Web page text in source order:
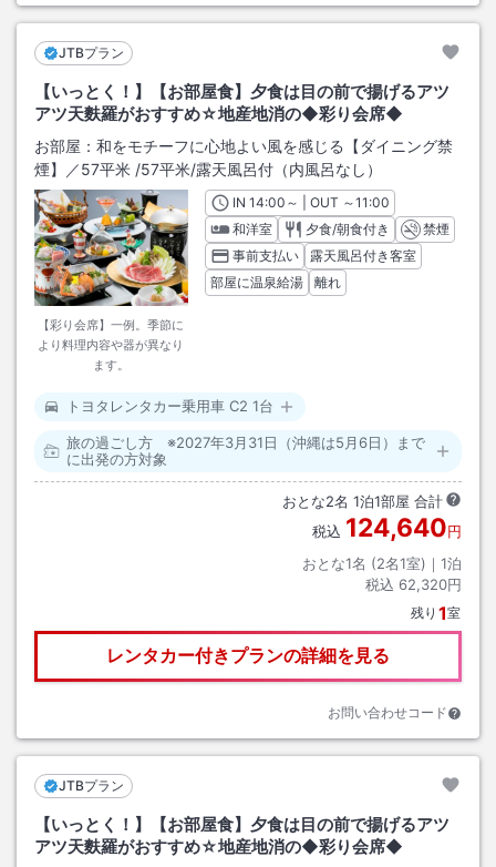
JTBプラン
【いっとく！】【お部屋食】夕食は目の前で揚げるアツ
アツ天麩羅がおすすめ☆地産地消の◆彩り会席◆
お部屋： 和をモチーフに心地よい風を感じる【ダイニング禁
煙】／57平米 /57平米/露天風呂付（内風呂なし）
【彩り会席】一例。季節に
より料理内容や器が異なり
ます。
INチェックイン
14:00 ～ | OUT チェックアウト
～11:00
和洋室
夕食/朝食付き
禁煙
事前支払い
露天風呂付き客室
部屋に温泉給湯
離れ
トヨタレンタカー乗用車 C2 1台
旅の過ごし方 ※2027年3月31日（沖縄は5月6日）まで
に出発の方対象
おとな2名 1泊1部屋 合計
税込 124,640円
おとな1名 (2名1室)｜ 1泊
税込 62,320円
残り 1室
レンタカー付きプランの詳細を見る
お問い合わせコード
JTBプラン
【いっとく！】【お部屋食】夕食は目の前で揚げるアツ
アツ天麩羅がおすすめ☆地産地消の◆彩り会席◆